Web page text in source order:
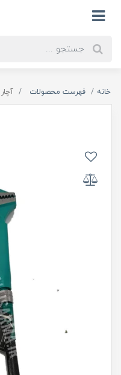
خانه فهرست محصولات آچار